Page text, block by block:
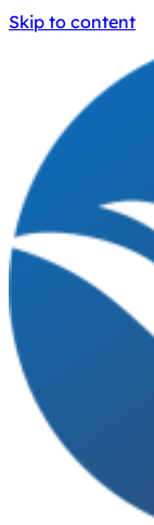
Skip to content